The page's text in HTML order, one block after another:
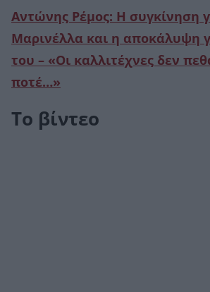
Αντώνης Ρέμος: Η συγκίνηση
Μαρινέλλα και η αποκάλυψη
του – «Οι καλλιτέχνες δεν
ποτέ…»
Το βίντεο